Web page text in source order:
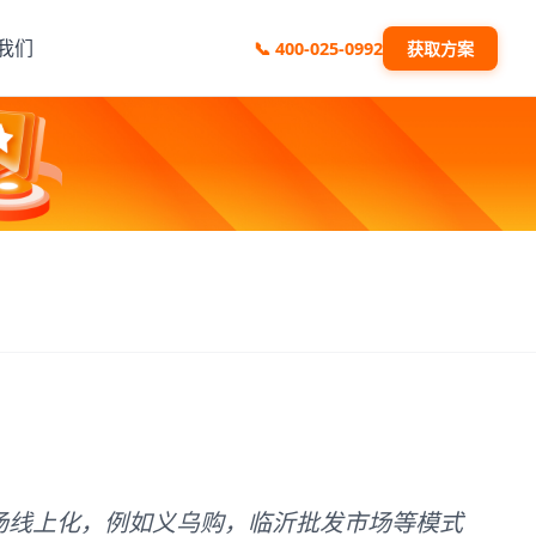
们 📞 400-025-0992 获取方案
上化，例如义乌购，临沂批发市场等模式